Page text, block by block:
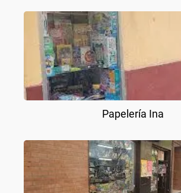
Papelería Ina